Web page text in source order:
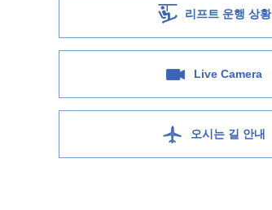
리프트 운행 상황
Live Camera
오시는 길 안내